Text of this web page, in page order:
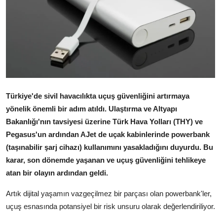
Haber Ekle Para Kazan
İletişim
Türkiye'de sivil havacılıkta uçuş güvenliğini artırmaya
yönelik önemli bir adım atıldı. Ulaştırma ve Altyapı
Bakanlığı'nın tavsiyesi üzerine Türk Hava Yolları (THY) ve
Pegasus'un ardından AJet de uçak kabinlerinde powerbank
(taşınabilir şarj cihazı) kullanımını yasakladığını duyurdu. Bu
karar, son dönemde yaşanan ve uçuş güvenliğini tehlikeye
atan bir olayın ardından geldi.
Artık dijital yaşamın vazgeçilmez bir parçası olan powerbank'ler,
uçuş esnasında potansiyel bir risk unsuru olarak değerlendiriliyor.